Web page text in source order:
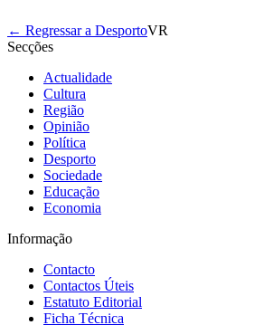
← Regressar a DesportoVR
Secções
Actualidade
Cultura
Região
Opinião
Política
Desporto
Sociedade
Educação
Economia
Informação
Contacto
Contactos Úteis
Estatuto Editorial
Ficha Técnica